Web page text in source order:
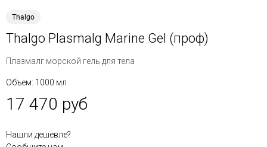
Thalgo
Thalgo Plasmalg Marine Gel (проф)
Плазмалг морской гель для тела
Объем: 1000 мл
17 470 руб
Нашли дешевле?